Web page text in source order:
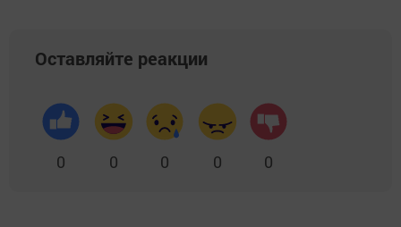
Оставляйте реакции
0 0 0 0 0